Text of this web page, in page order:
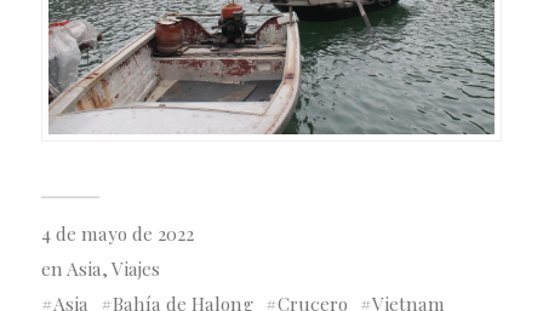
4 de mayo de 2022
en Asia,Viajes
Asia
Bahía de Halong Crucero Vietnam